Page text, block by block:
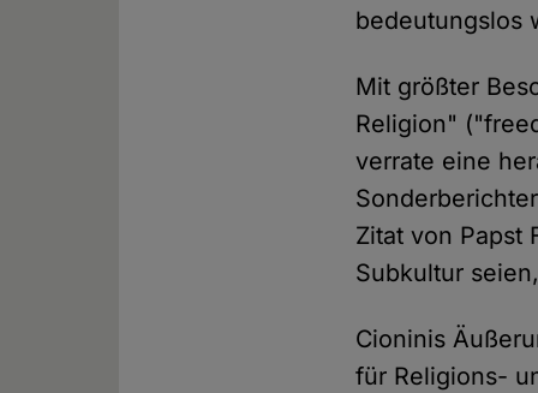
bedeutungslos
Mit größter
Religion"
verrate eine
Zitat von Papst
Subkultur
Cioninis
für Religions-